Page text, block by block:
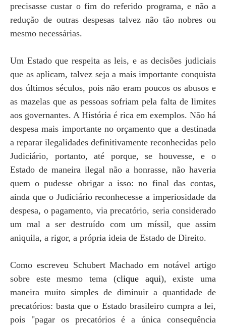
precisasse custar o fim do referido programa, e não a
redução de outras despesas talvez não tão nobres ou
mesmo necessárias.
Um Estado que respeita as leis, e as decisões judiciais
que as aplicam, talvez seja a mais importante conquista
dos últimos séculos, pois não eram poucos os abusos e
as mazelas que as pessoas sofriam pela falta de limites
aos governantes. A História é rica em exemplos. Não há
despesa mais importante no orçamento que a destinada
a reparar ilegalidades definitivamente reconhecidas pelo
Judiciário, portanto, até porque, se houvesse, e o
Estado de maneira ilegal não a honrasse, não haveria
quem o pudesse obrigar a isso: no final das contas,
ainda que o Judiciário reconhecesse a imperiosidade da
despesa, o pagamento, via precatório, seria considerado
um mal a ser destruído com um míssil, que assim
aniquila, a rigor, a própria ideia de Estado de Direito.
Como escreveu Schubert Machado em notável artigo
sobre este mesmo tema (clique aqui), existe uma
maneira muito simples de diminuir a quantidade de
precatórios: basta que o Estado brasileiro cumpra a lei,
pois "pagar os precatórios é a única consequência